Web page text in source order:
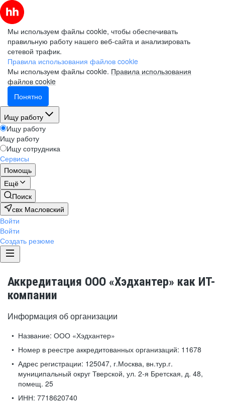
Мы используем файлы cookie, чтобы обеспечивать
правильную работу нашего веб-сайта и анализировать
сетевой трафик.
Правила использования файлов cookie
Мы используем файлы cookie. Правила использования
файлов cookie
Понятно
Ищу работу
Ищу работу
Ищу работу
Ищу сотрудника
Сервисы
Помощь
Ещё
Поиск
свх Масловский
Войти
Войти
Создать резюме
Аккредитация ООО «Хэдхантер» как ИТ-
компании
Информация об организации
Название: ООО «Хэдхантер»
Номер в реестре аккредитованных организаций: 11678
Адрес регистрации: 125047, г.Москва, вн.тур.г.
муниципальный округ Тверской, ул. 2-я Бретская, д. 48,
помещ. 25
ИНН: 7718620740